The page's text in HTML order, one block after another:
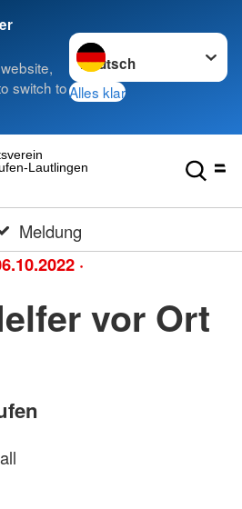
switch to
Sprache wechseln zu
Alles klar
Lautlingen
Meldung
·
vor Ort